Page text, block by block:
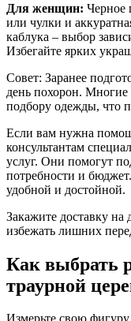
Для женщин: Черное
или чулки и
каблука – выбор
Избегайте ярких
Совет: Заранее
день похорон. Многие
подбору одежды, что
Если вам нужна
консультантам
услуг. Они помогут
потребности и
удобной и достойной.
Закажите доставку
избежать лишних
Как выбрать
траурной